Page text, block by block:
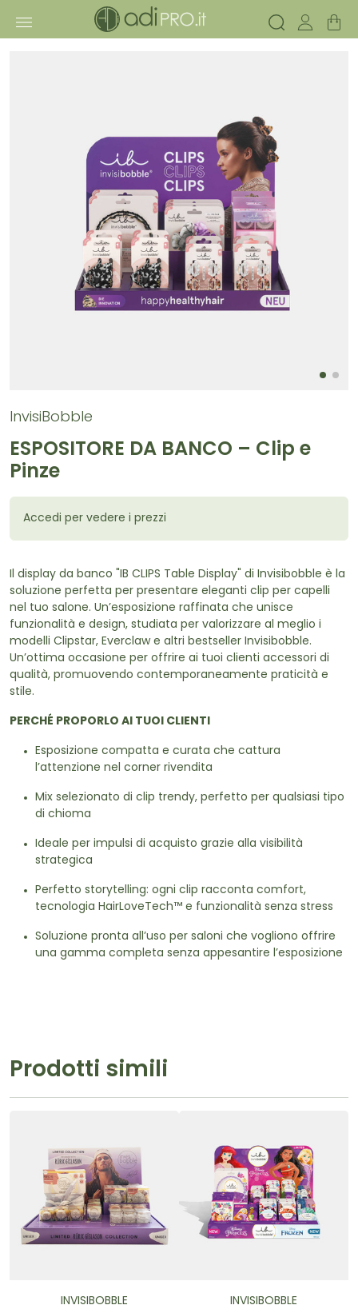
InvisiBobble
ESPOSITORE DA BANCO – Clip e
Pinze
Accedi per vedere i prezzi
Il display da banco "IB CLIPS Table Display" di Invisibobble è la
soluzione perfetta per presentare eleganti clip per capelli
nel tuo salone. Un’esposizione raffinata che unisce
funzionalità e design, studiata per valorizzare al meglio i
modelli Clipstar, Everclaw e altri bestseller Invisibobble.
Un’ottima occasione per offrire ai tuoi clienti accessori di
qualità, promuovendo contemporaneamente praticità e
stile.
PERCHÉ PROPORLO AI TUOI CLIENTI
Esposizione compatta e curata che cattura
l’attenzione nel corner rivendita
Mix selezionato di clip trendy, perfetto per qualsiasi tipo
di chioma
Ideale per impulsi di acquisto grazie alla visibilità
strategica
Perfetto storytelling: ogni clip racconta comfort,
tecnologia HairLoveTech™ e funzionalità senza stress
Soluzione pronta all’uso per saloni che vogliono offrire
una gamma completa senza appesantire l’esposizione
Prodotti simili
INVISIBOBBLE INVISIBOBBLE